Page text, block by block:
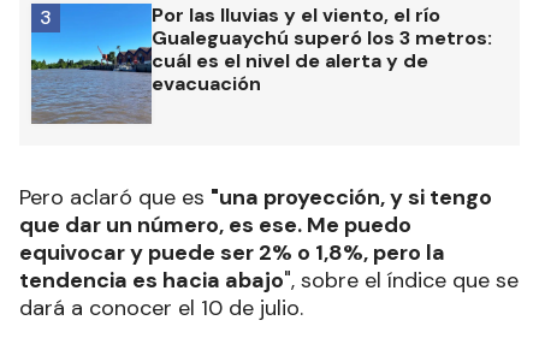
Por las lluvias y el viento, el río
Gualeguaychú superó los 3 metros:
cuál es el nivel de alerta y de
evacuación
3
Pero aclaró que es "una proyección, y si tengo
que dar un número, es ese. Me puedo
equivocar y puede ser 2% o 1,8%, pero la
tendencia es hacia abajo", sobre el índice que se
dará a conocer el 10 de julio.